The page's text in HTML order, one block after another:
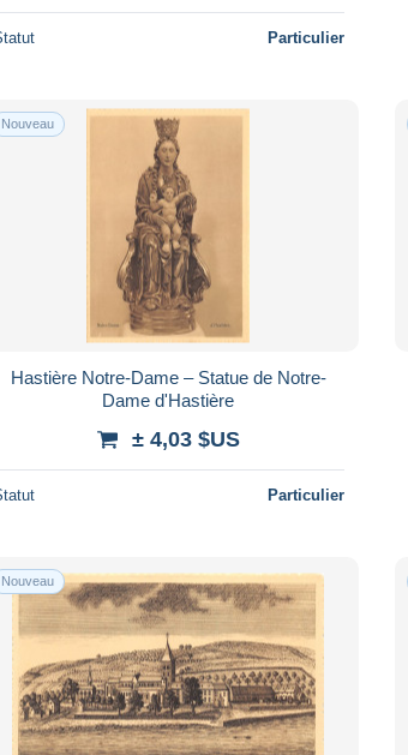
Particulier
Nouveau
Hastière Notre-Dame – Statue de Notre-
Dame d'Hastière
± 4,03 $US
Particulier
Nouveau